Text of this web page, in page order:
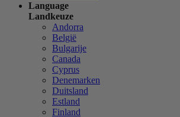
Language
Landkeuze
Andorra
België
Bulgarije
Canada
Cyprus
Denemarken
Duitsland
Estland
Finland